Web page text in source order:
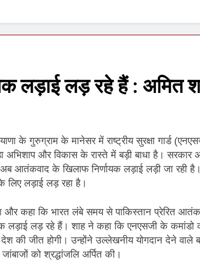
बंदा सिंह बहादुर की स्मृति में स्मारक निर्माण की दिशा में
आतंकी ठिकानों पर भारत ने की एयर स्ट्राइक (ऑपरेशन
एक ऐतिहासिक वापसी
द्वारा ‘पुस्तक लोकार्पण, काव्य गोष्ठी एवं सम्मान
(सम्पादकीय) अबकी बार हुए न पार
2 Years Ago
को मिला बेस्ट वालंटियर अवॉर्ड–लाल बिहारी लाल
लड़ाई लड़ रहे हैं : अमित
के गुरुग्राम के मानेसर में राष्ट्रीय सुरक्षा गार्ड
और विकास के रास्ते में बड़ी बाधा है।
आतंकवाद के खिलाफ निर्णायक लड़ाई लड़ी जा रही
लड़ाई लड़ रहा है।
और कहा कि भारत लंबे समय से पाकिस्तान प्रेरित
लड़ रहे हैं। शाह ने कहा कि एनएसजी के कमांडो
की जीत होगी। उन्होंने उल्लेखनीय योगदान देने वाले
को श्रद्धांजलि अर्पित की।